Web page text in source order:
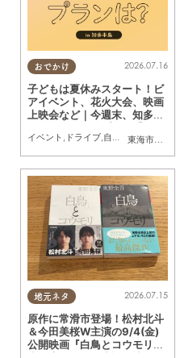
おでかけ
東海市
,大府市
2026.07.16
子どもは夏休みスタート！ビ
アイベント、花火大会、映画
上映会など｜今週末、知多半
(土)・19(日)・20(月祝)】
イベント , ドライブ,自然 まちネタ 季
地元ネタ 2026.07.15
原作に常滑市登場！松村北斗
＆今田美桜W主演の9/4(金)
公開映画『白鳥とコウモリ』